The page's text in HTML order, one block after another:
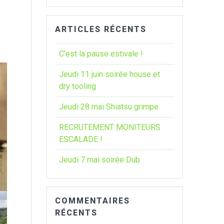
:
ARTICLES RÉCENTS
C’est la pause estivale !
Jeudi 11 juin soirée house et
dry tooling
Jeudi 28 mai Shiatsu grimpe
RECRUTEMENT MONITEURS
ESCALADE !
Jeudi 7 mai soirée Dub
COMMENTAIRES
RÉCENTS